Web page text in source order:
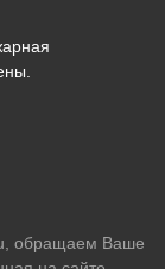
обращаем Ваше